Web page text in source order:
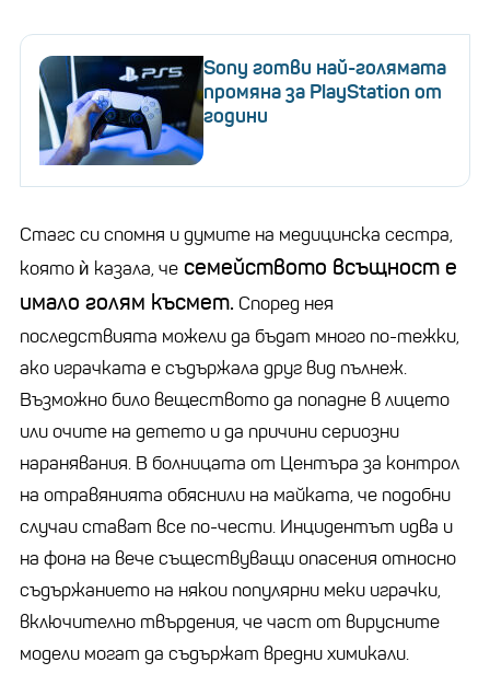
Sony готви най-голямата
промяна за PlayStation от
години
Стагс си спомня и думите на медицинска сестра,
която ѝ казала, че семейството всъщност е
имало голям късмет. Според нея
последствията можели да бъдат много по-тежки,
ако играчката е съдържала друг вид пълнеж.
Възможно било веществото да попадне в лицето
или очите на детето и да причини сериозни
наранявания. В болницата от Центъра за контрол
на отравянията обяснили на майката, че подобни
случаи стават все по-чести. Инцидентът идва и
на фона на вече съществуващи опасения относно
съдържанието на някои популярни меки играчки,
включително твърдения, че част от вирусните
модели могат да съдържат вредни химикали.